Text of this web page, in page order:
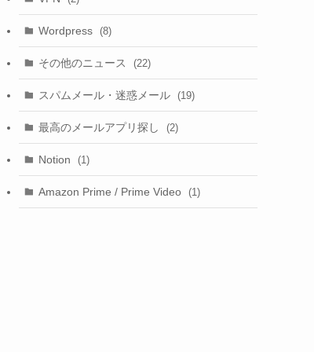
Wordpress (8)
その他のニュース (22)
スパムメール・迷惑メール (19)
最高のメールアプリ探し (2)
Notion (1)
Amazon Prime / Prime Video (1)